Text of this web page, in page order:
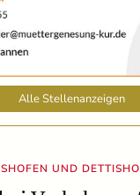
Alle Stellenanzeigen
UND